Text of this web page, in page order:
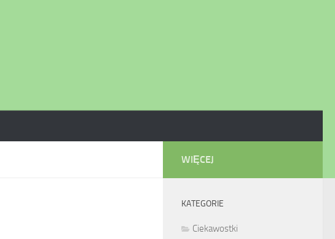
WIĘCEJ
KATEGORIE
Ciekawostki